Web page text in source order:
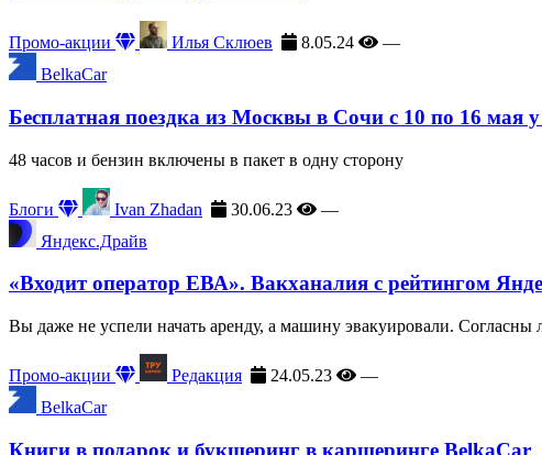
Промо-акции Илья Склюев 8.05.24
—
BelkaCar
Бесплатная поездка из Москвы в Сочи с 10 по 16 мая
48 часов и бензин включены в пакет в одну сторону
Блоги Ivan Zhadan 30.06.23
—
Яндекс.Драйв
«Входит оператор ЕВА». Вакханалия с рейтингом
Вы даже не успели начать аренду, а машину эвакуировали. Согласны
Промо-акции Редакция 24.05.23
—
BelkaCar
Книги в подарок и букшеринг в каршеринге BelkaCar